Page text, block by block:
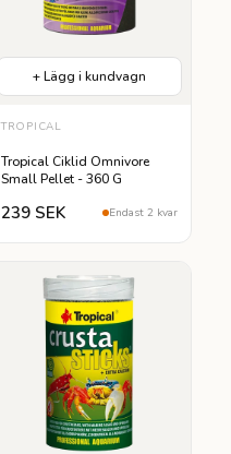
+ Lägg i kundvagn
TROPICAL
Tropical Ciklid Omnivore
Small Pellet - 360 G
239 SEK Endast 2 kvar